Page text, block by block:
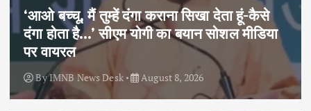
‘आओ बच्चू, मैं तुम्हें दंगा कराना सिखा देता हूं-कैसे
दंगा होता है…’ सीएम योगी का बयान सोशल मीडिया
पर वायरल
ByIMNB News Desk August 8, 2026